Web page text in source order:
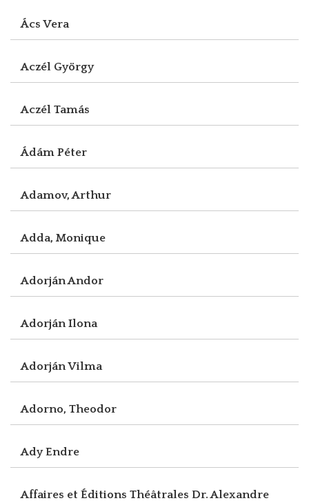
Ács Vera
Aczél György
Aczél Tamás
Ádám Péter
Adamov, Arthur
Adda, Monique
Adorján Andor
Adorján Ilona
Adorján Vilma
Adorno, Theodor
Ady Endre
Affaires et Éditions Théâtrales Dr. Alexandre